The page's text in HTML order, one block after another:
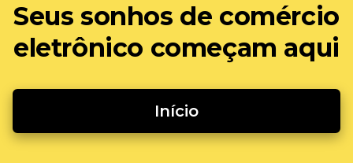
Seus sonhos de comércio
eletrônico começam aqui
Início